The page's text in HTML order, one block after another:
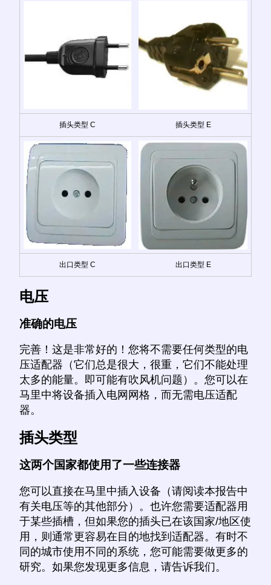
插头类型 C 插头类型 E
出口类型 C 出口类型 E
电压
准确的电压
完善！这是非常好的！您将不需要任何类型的电
压适配器（它们总是很大，很重，它们不能处理
太多的能量。即可能有吹风机问题）。您可以在
马里中将设备插入电网网格，而无需电压适配
器。
插头类型
这两个国家都使用了一些连接器
您可以直接在马里中插入设备（请阅读本报告中
有关电压等的其他部分）。也许您需要适配器用
于某些插槽，但如果您的插头已在该国家/地区使
用，则通常更容易在目的地找到适配器。有时不
同的城市使用不同的系统，您可能需要做更多的
研究。如果您发现更多信息，请告诉我们。